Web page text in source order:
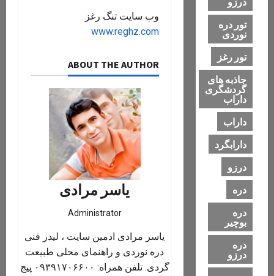
وب سایت تنگ رغز
www.reghz.com
ABOUT THE AUTHOR
یاسر مرادی
Administrator
یاسر مرادی ادمین سایت ، لیدر فنی
دره نوردی و راهنمای محلی طبیعت
گردی. تلفن همراه: ۰۹۳۹۱۷۰۶۶۰۰ پیج
تور دره
نوردی
تور رغز
جاذبه های
گردشگری
داراب
داراب
دارابگرد
بوچیر